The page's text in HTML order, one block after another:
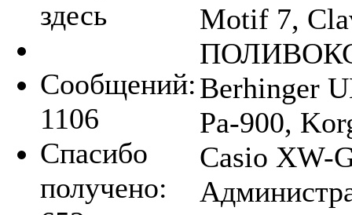
здесь
Сообщений:
1106
Спасибо
получено:
Motif 7,
ПОЛИВОКС,
Berhinger
Pa-900,
Casio XW-